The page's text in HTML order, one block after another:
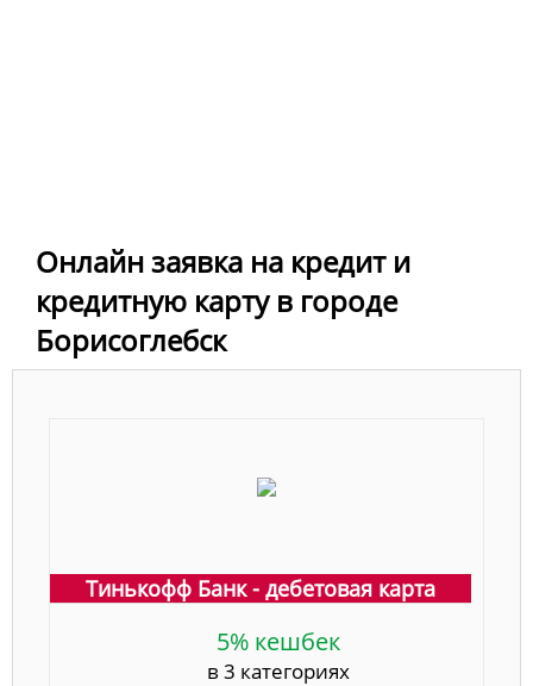
Онлайн заявка на кредит и
кредитную карту в городе
Борисоглебск
Тинькофф Банк - дебетовая карта
5% кешбек
в 3 категориях